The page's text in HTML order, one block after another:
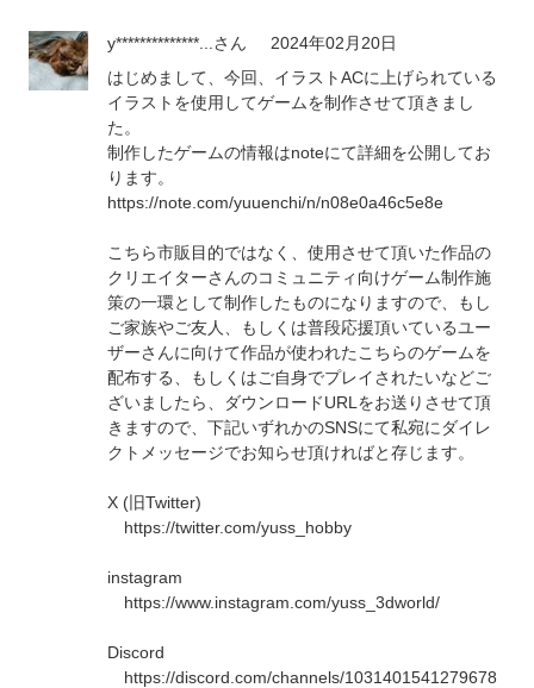
y**************... さん
2024年02月20日
はじめまして、今回、イラストACに上げられている
イラストを使用してゲームを制作させて頂きまし
た。
制作したゲームの情報はnoteにて詳細を公開してお
ります。
https://note.com/yuuenchi/n/n08e0a46c5e8e
こちら市販目的ではなく、使用させて頂いた作品の
クリエイターさんのコミュニティ向けゲーム制作施
策の一環として制作したものになりますので、もし
ご家族やご友人、もしくは普段応援頂いているユー
ザーさんに向けて作品が使われたこちらのゲームを
配布する、もしくはご自身でプレイされたいなどご
ざいましたら、ダウンロードURLをお送りさせて頂
きますので、下記いずれかのSNSにて私宛にダイレ
クトメッセージでお知らせ頂ければと存じます。
X (旧Twitter)
https://twitter.com/yuss_hobby
instagram
https://www.instagram.com/yuss_3dworld/
Discord
https://discord.com/channels/1031401541279678